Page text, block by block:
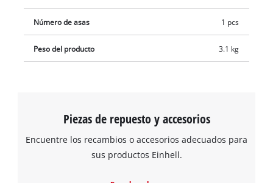
Número de asas 1 pcs
Peso del producto 3.1 kg
Piezas de repuesto y accesorios
Encuentre los recambios o accesorios adecuados para
sus productos Einhell.